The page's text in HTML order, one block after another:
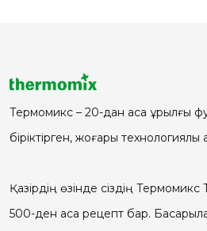
Термомикс – 20-дан аса құрылғы
біріктірген, жоғары
Қазірдің өзінде сіздің
500-ден аса рецепт бар.